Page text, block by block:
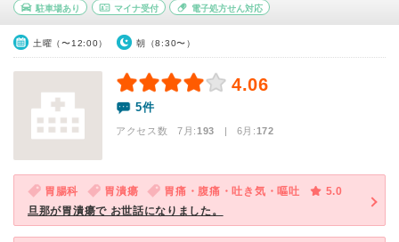
駐車場あり マイナ受付 電子処方せん対応
土曜（〜12:00） 朝（8:30〜）
4.06
5件
アクセス数 7月:193 | 6月:172
胃腸科 胃潰瘍 胃痛・腹痛・吐き気・嘔吐
5.0
旦那が胃潰瘍で お世話になりました。